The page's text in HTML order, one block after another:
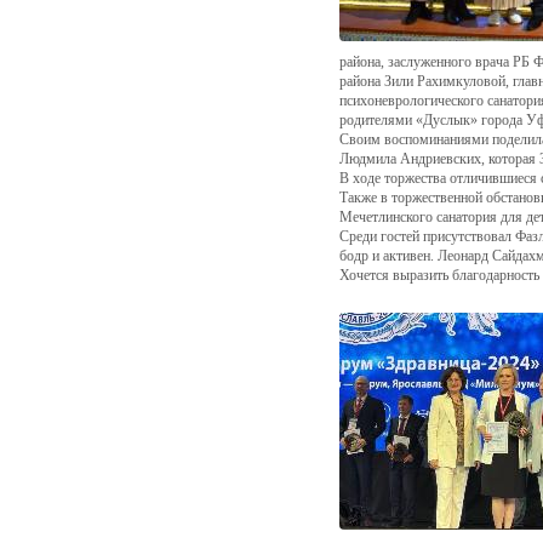
района, заслуженного врача РБ
района Зили Рахимкуловой,
психоневрологического
родителями «Дуслык» города
Своим воспоминаниями
Людмила Андриевских, которая
В ходе торжества отличившиеся
Также в торжественной
Мечетлинского санатория для
Среди гостей присутствовал
бодр и активен. Леонард
Хочется выразить